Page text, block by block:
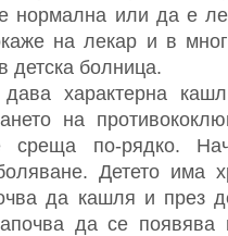
нормална или да е
на лекар и в
детска болница.
характерна
на
среща по-рядко.
Детето има
да кашля и през
да се